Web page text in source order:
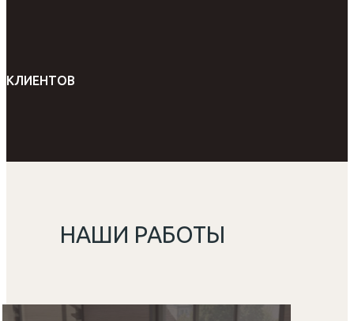
КЛИЕНТОВ
НАШИ РАБОТЫ